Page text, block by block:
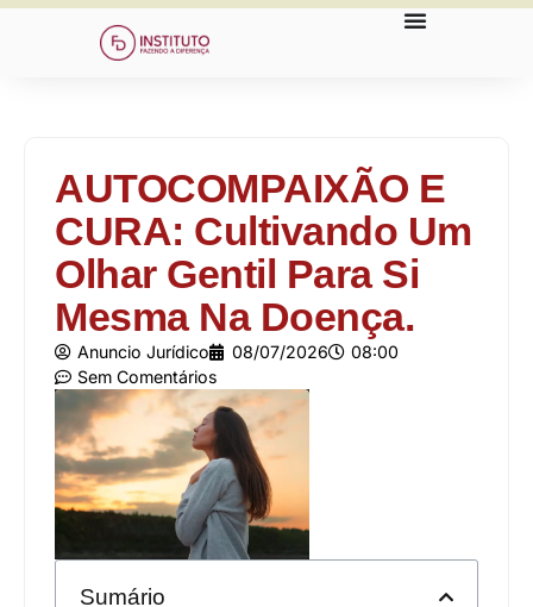
AUTOCOMPAIXÃO E
CURA: Cultivando Um
Olhar Gentil Para Si
Mesma Na Doença.
Anuncio Jurídico 08/07/2026
08:00
Sem Comentários
Sumário